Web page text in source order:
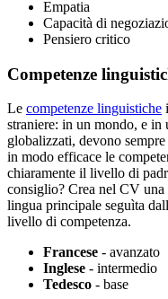
Empatia
Capacità di
Pensiero critico
Competenze
Le competenze linguistiche
straniere: in un mondo, e in
globalizzati, devono
in modo efficace le
chiaramente il livello di
consiglio? Crea nel CV una
lingua principale seguìta
livello di competenza.
Francese - avanzato
Inglese - intermedio
Tedesco - base